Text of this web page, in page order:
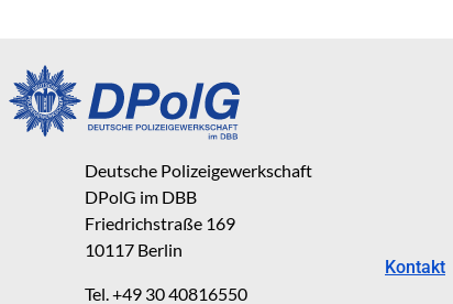
Deutsche Polizeigewerkschaft
DPolG im DBB
Friedrichstraße 169
10117 Berlin
Tel. +49 30 40816550
Kontakt